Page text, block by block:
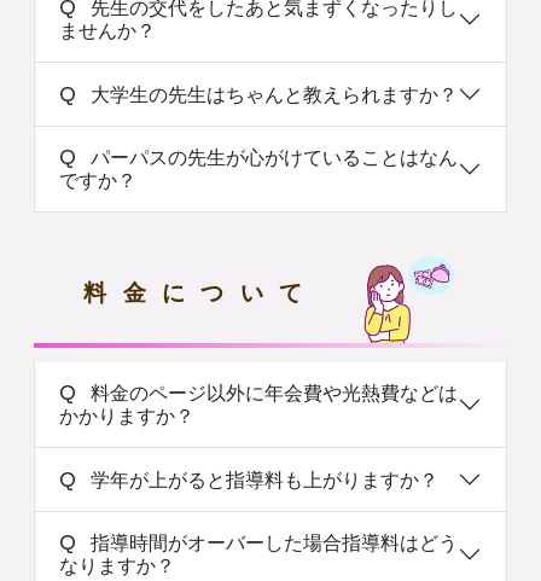
Q 先生の交代をしたあと気まずくなったりし
ませんか？
Q 大学生の先生はちゃんと教えられますか？
Q パーパスの先生が心がけていることはなん
ですか？
料金について
Q 料金のページ以外に年会費や光熱費などは
かかりますか？
Q 学年が上がると指導料も上がりますか？
Q 指導時間がオーバーした場合指導料はどう
なりますか？